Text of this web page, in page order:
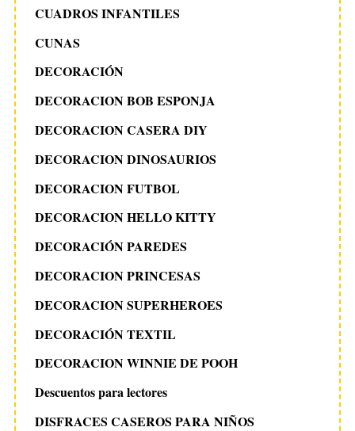
CUADROS INFANTILES
CUNAS
DECORACIÓN
DECORACION BOB ESPONJA
DECORACION CASERA DIY
DECORACION DINOSAURIOS
DECORACION FUTBOL
DECORACION HELLO KITTY
DECORACIÓN PAREDES
DECORACION PRINCESAS
DECORACION SUPERHEROES
DECORACIÓN TEXTIL
DECORACION WINNIE DE POOH
Descuentos para lectores
DISFRACES CASEROS PARA NIÑOS